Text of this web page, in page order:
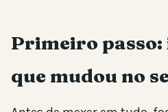
Primeiro
que mudou no